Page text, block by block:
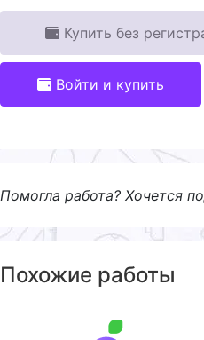
Купить без
Войти и купить
Помогла работа? Хочется
Похожие работы